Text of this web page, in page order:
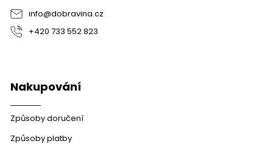
info@dobravina.cz
+420 733 552 823
Nakupování
Způsoby doručení
Způsoby platby